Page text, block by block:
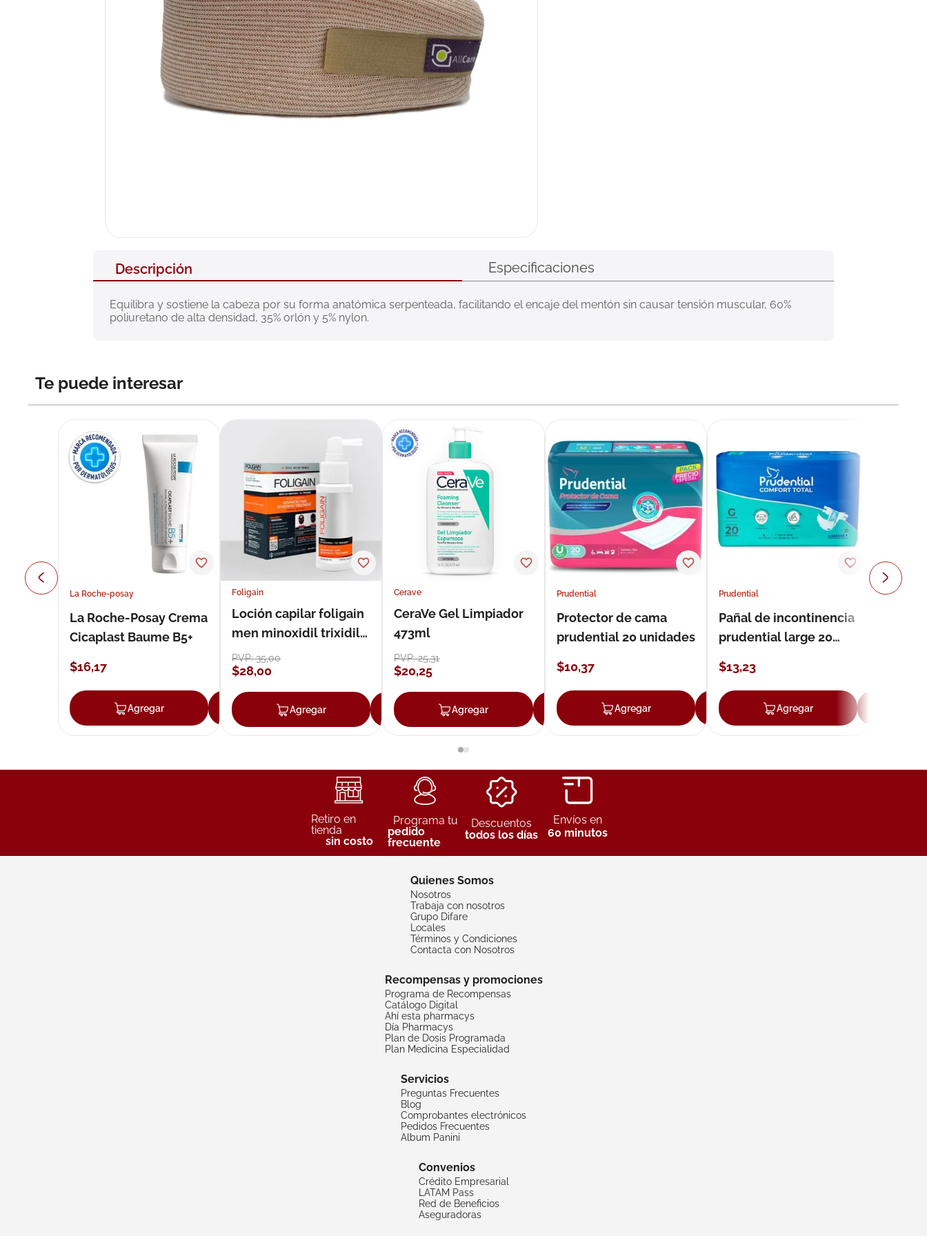
Descripción Especificaciones
Equilibra y sostiene la cabeza por su forma anatómica serpenteada, facilitando el encaje del mentón sin causar tensión muscular, 60%
poliuretano de alta densidad, 35% orlón y 5% nylon.
Te puede interesar
La Roche-posay
La Roche-Posay Crema
Cicaplast Baume B5+
$16,17
Agregar Agregar
Foligain
Loción capilar foligain
men minoxidil trixidil
loción 59 ml
PVP:35,00
$28,00
Agregar Agregar
Cerave
CeraVe Gel Limpiador
473ml
PVP:25,31
$20,25
Agregar Agregar
Prudential
Protector de cama
prudential 20 unidades
$10,37
Agregar Agregar
Prudential
Pañal de incontinencia
prudential large 20
$13,23
Agregar
Retiro en
tienda
sin costo
Programa tu
pedido
frecuente
Descuentos
todos los días
Envíos en
60 minutos
Quienes Somos
Nosotros
Trabaja con nosotros
Grupo Difare
Locales
Términos y Condiciones
Contacta con Nosotros
Recompensas y promociones
Programa de Recompensas
Catálogo Digital
Ahí esta pharmacys
Día Pharmacys
Plan de Dosis Programada
Plan Medicina Especialidad
Servicios
Preguntas Frecuentes
Blog
Comprobantes electrónicos
Pedidos Frecuentes
Album Panini
Convenios
Crédito Empresarial
LATAM Pass
Red de Beneficios
Aseguradoras
10.neumoflux